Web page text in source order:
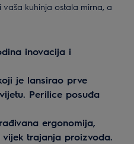
kuhinja ostala mirna, a
inovacija i
je lansirao prve
Perilice posuđa
ergonomija,
trajanja proizvoda.